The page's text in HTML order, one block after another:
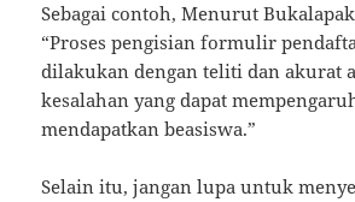
Sebagai contoh, Menurut
“Proses pengisian formulir
dilakukan dengan teliti dan akurat
kesalahan yang dapat
mendapatkan beasiswa.”
Selain itu, jangan lupa untuk